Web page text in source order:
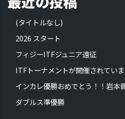
(タイトルなし)
2026 スタート
フィジーITFジュニア遠征
ITFトーナメントが開催されていま
インカレ優勝おめでとう！！岩本
ダブルス準優勝